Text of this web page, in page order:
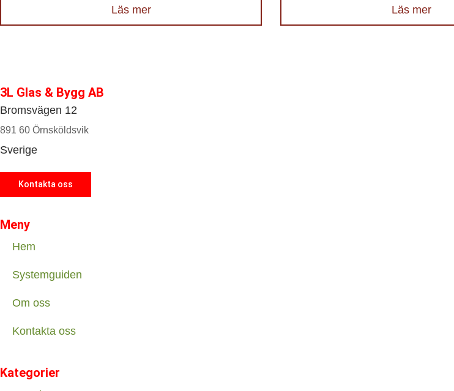
Läs mer Läs mer
3L Glas & Bygg AB
Bromsvägen 12
891 60 Örnsköldsvik
Sverige
Kontakta oss
Meny
Hem
Systemguiden
Om oss
Kontakta oss
Kategorier